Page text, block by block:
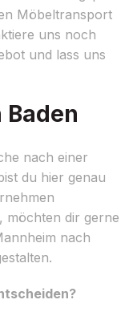
Möbeltransport
uns noch
und lass uns
nach einer
du hier genau
möchten dir gerne
nach